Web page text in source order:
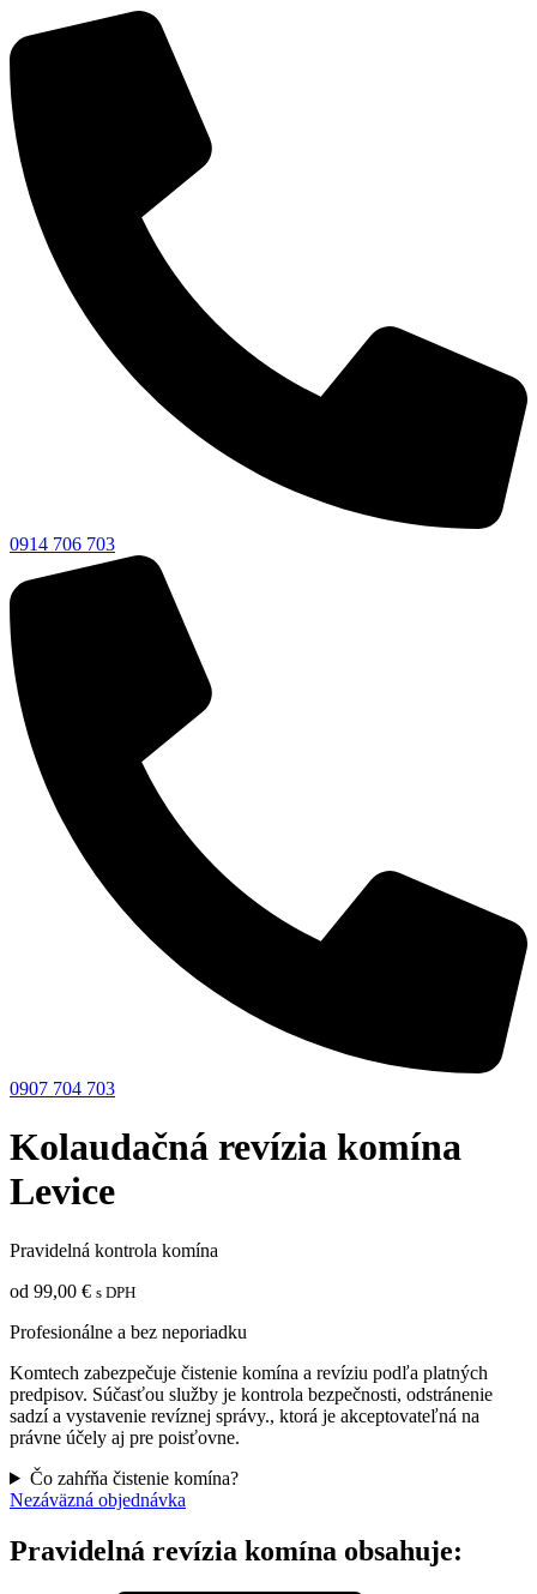
0914 706 703
0907 704 703
Kolaudačná revízia komína
Levice
Pravidelná kontrola komína
od 99,00 € s DPH
Profesionálne a bez neporiadku
Komtech zabezpečuje čistenie komína a revíziu podľa platných
predpisov. Súčasťou služby je kontrola bezpečnosti, odstránenie
sadzí a vystavenie revíznej správy., ktorá je akceptovateľná na
právne účely aj pre poisťovne.
Čo zahŕňa čistenie komína?
Nezáväzná objednávka
Pravidelná revízia komína obsahuje: